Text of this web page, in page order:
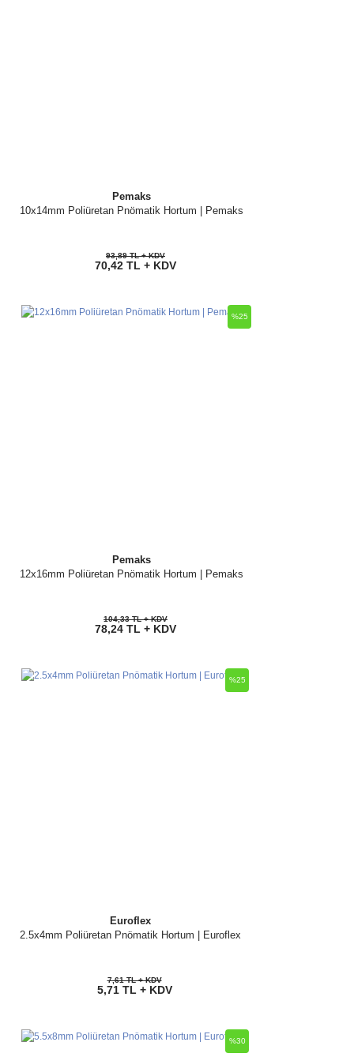
Pemaks
10x14mm Poliüretan Pnömatik Hortum | Pemaks
93,89 TL + KDV
70,42 TL + KDV
Pemaks
12x16mm Poliüretan Pnömatik Hortum | Pemaks
%25
104,33 TL + KDV
78,24 TL + KDV
Euroflex
2.5x4mm Poliüretan Pnömatik Hortum | Euroflex
%25
7,61 TL + KDV
5,71 TL + KDV
%30